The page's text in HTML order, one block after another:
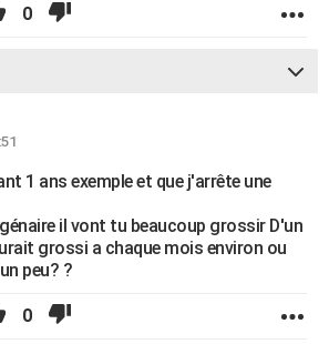
0
1 ans exemple et que j'arrête une
il vont tu beaucoup grossir D'un
grossi a chaque mois environ ou
peu? ?
0